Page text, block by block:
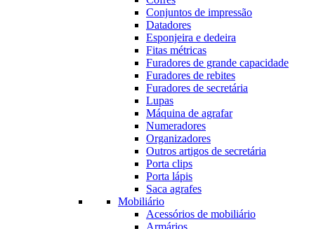
Conjuntos de impressão
Datadores
Esponjeira e dedeira
Fitas métricas
Furadores de grande capacidade
Furadores de rebites
Furadores de secretária
Lupas
Máquina de agrafar
Numeradores
Organizadores
Outros artigos de secretária
Porta clips
Porta lápis
Saca agrafes
Mobiliário
Acessórios de mobiliário
Armários